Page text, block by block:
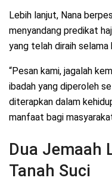
Lebih lanjut, Nana
menyandang predikat
yang telah diraih selama
“Pesan kami, jagalah
ibadah yang diperoleh
diterapkan dalam
manfaat bagi
Dua Jemaah
Tanah Suci